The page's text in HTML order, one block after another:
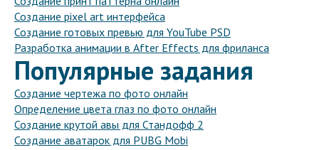
Создание pixel art интерфейса
Создание готовых превью для YouTube PSD
Разработка анимации в After Effects для фриланса
Популярные задания
Создание чертежа по фото онлайн
Определение цвета глаз по фото онлайн
Создание крутой авы для Стандофф 2
Создание аватарок для PUBG Mobi